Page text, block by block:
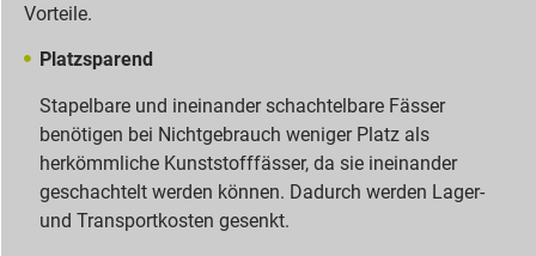
Vorteile.
Platzsparend
Stapelbare und ineinander schachtelbare Fässer
benötigen bei Nichtgebrauch weniger Platz als
herkömmliche Kunststofffässer, da sie ineinander
geschachtelt werden können. Dadurch werden Lager-
und Transportkosten gesenkt.